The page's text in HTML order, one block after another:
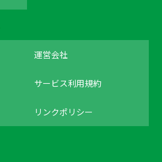
運営会社
サービス利用規約
リンクポリシー